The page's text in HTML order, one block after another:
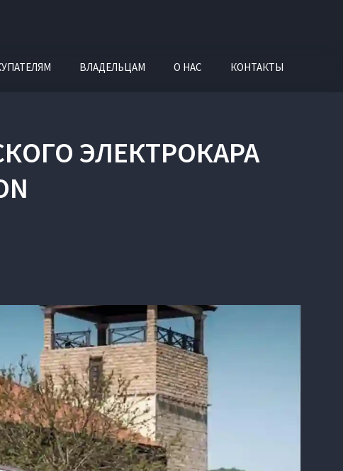
ВЛАДЕЛЬЦАМ О НАС КОНТАКТЫ
ЭЛЕКТРОКАРА